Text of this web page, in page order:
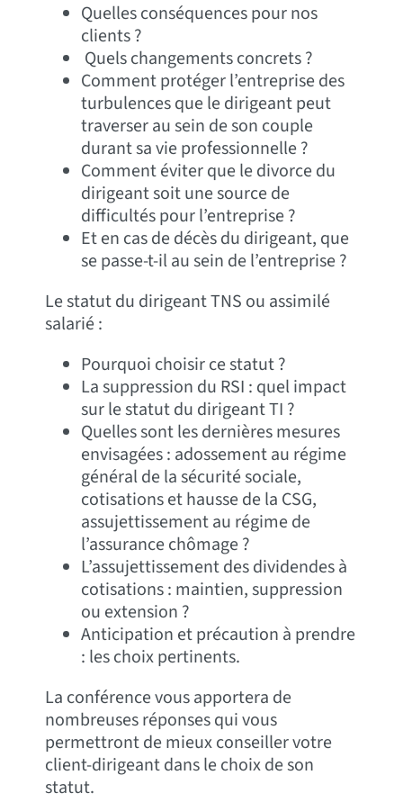
Quelles conséquences pour nos
clients ?
Quels changements concrets ?
Comment protéger l’entreprise des
turbulences que le dirigeant peut
traverser au sein de son couple
durant sa vie professionnelle ?
Comment éviter que le divorce du
dirigeant soit une source de
difficultés pour l’entreprise ?
Et en cas de décès du dirigeant, que
se passe-t-il au sein de l’entreprise ?
Le statut du dirigeant TNS ou assimilé
salarié :
Pourquoi choisir ce statut ?
La suppression du RSI : quel impact
sur le statut du dirigeant TI ?
Quelles sont les dernières mesures
envisagées : adossement au régime
général de la sécurité sociale,
cotisations et hausse de la CSG,
assujettissement au régime de
l’assurance chômage ?
L’assujettissement des dividendes à
cotisations : maintien, suppression
ou extension ?
Anticipation et précaution à prendre
: les choix pertinents.
La conférence vous apportera de
nombreuses réponses qui vous
permettront de mieux conseiller votre
client-dirigeant dans le choix de son
statut.